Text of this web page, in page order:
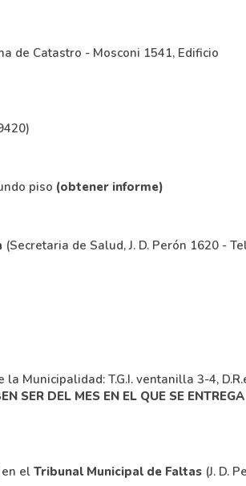
de Catastro - Mosconi 1541, Edificio
piso (obtener informe)
(Secretaria de Salud, J. D. Perón 1620 -
Municipalidad: T.G.I. ventanilla 3-4,
SER DEL MES EN EL QUE SE
el Tribunal Municipal de Faltas (J. D.